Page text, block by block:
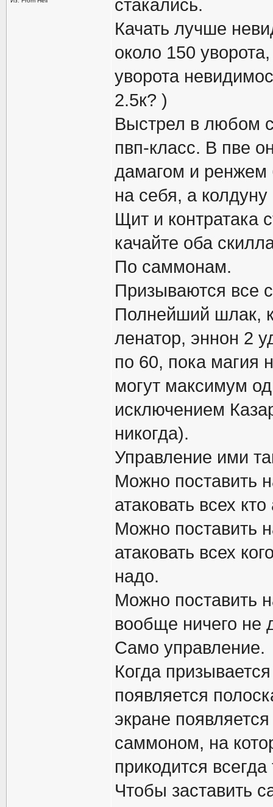
стакались.
Качать лучше
около 150
уворота
2.5к? )
Выстрел в любом
пвп-класс. В пве
дамагом и ренжем
на себя, а
Щит и контратака
качайте оба
По саммонам.
Призываются все
Полнейший шлак,
ленатор, эннон 2
по 60, пока магия
могут максимум
исключением
никогда).
Управление ими
Можно поставить
атаковать всех кто
Можно поставить
атаковать всех
надо.
Можно поставить
вообще ничего не
Само управление.
Когда
появляется
экране
саммоном, на
прикодится
Чтобы заставить